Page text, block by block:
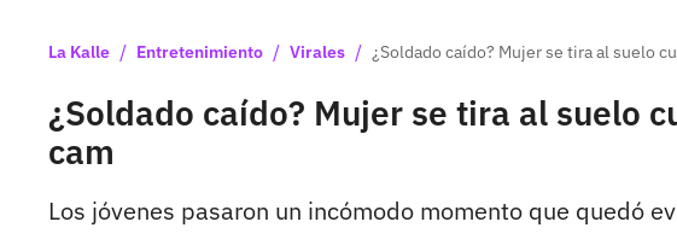
La Kalle / Entretenimiento / Virales / ¿Soldado caído? Mujer se tira al suelo
¿Soldado caído? Mujer se tira al suelo
cam
Los jóvenes pasaron un incómodo momento que quedó